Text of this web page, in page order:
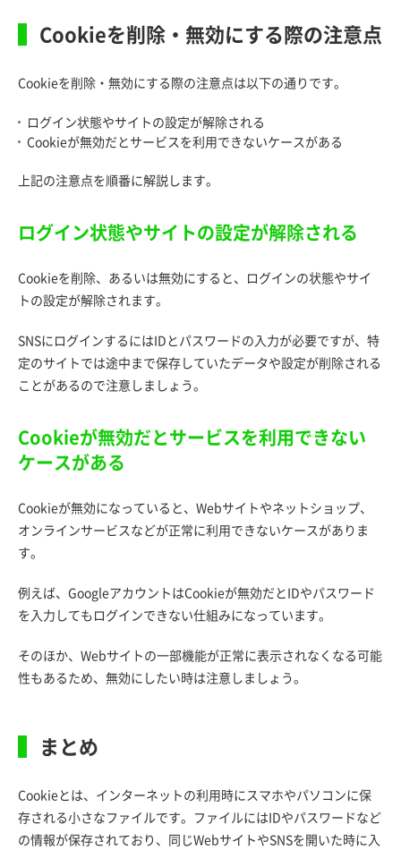
Cookieを削除・無効にする際の注意点
Cookieを削除・無効にする際の注意点は以下の通りです。
ログイン状態やサイトの設定が解除される
Cookieが無効だとサービスを利用できないケースがある
上記の注意点を順番に解説します。
ログイン状態やサイトの設定が解除される
Cookieを削除、あるいは無効にすると、ログインの状態やサイ
トの設定が解除されます。
SNSにログインするにはIDとパスワードの入力が必要ですが、特
定のサイトでは途中まで保存していたデータや設定が削除される
ことがあるので注意しましょう。
Cookieが無効だとサービスを利用できない
ケースがある
Cookieが無効になっていると、Webサイトやネットショップ、
オンラインサービスなどが正常に利用できないケースがありま
す。
例えば、GoogleアカウントはCookieが無効だとIDやパスワード
を入力してもログインできない仕組みになっています。
そのほか、Webサイトの一部機能が正常に表示されなくなる可能
性もあるため、無効にしたい時は注意しましょう。
まとめ
Cookieとは、インターネットの利用時にスマホやパソコンに保
存される小さなファイルです。ファイルにはIDやパスワードなど
の情報が保存されており、同じWebサイトやSNSを開いた時に入